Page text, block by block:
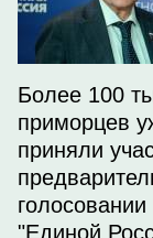
Более 100
приморцев
приняли
голосовании
"Единой